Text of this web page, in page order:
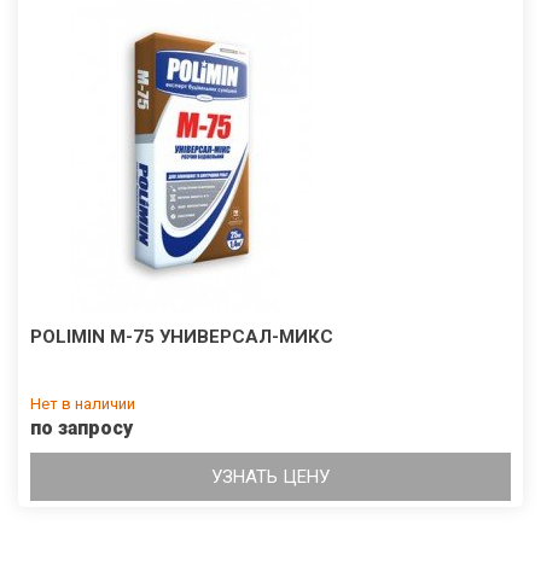
POLIMIN М-75 УНИВЕРСАЛ-МИКС
Нет в наличии
по запросу
УЗНАТЬ ЦЕНУ